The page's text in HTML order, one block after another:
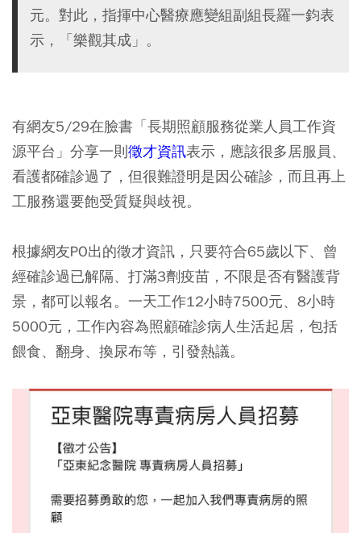
元。對此，指揮中心醫療應變組副組長羅一鈞表
示，「樂觀其成」。
有網友5/29在臉書「長期照顧服務從業人員工作資
源平台」分享一則徵才資訊表示，應該很多居服員、
看護都確診過了，但很難證明是因公確診，而且再上
工服務還要飽受質疑與歧視。
根據網友PO出的徵才資訊，只要符合65歲以下、曾
經確診過已解隔、打滿3劑疫苗，不限是否有醫護背
景，都可以報名。一天工作12小時7500元、8小時
5000元，工作內容為照顧確診病人生活起居，包括
餵食、翻身、換尿布等，引發熱議。